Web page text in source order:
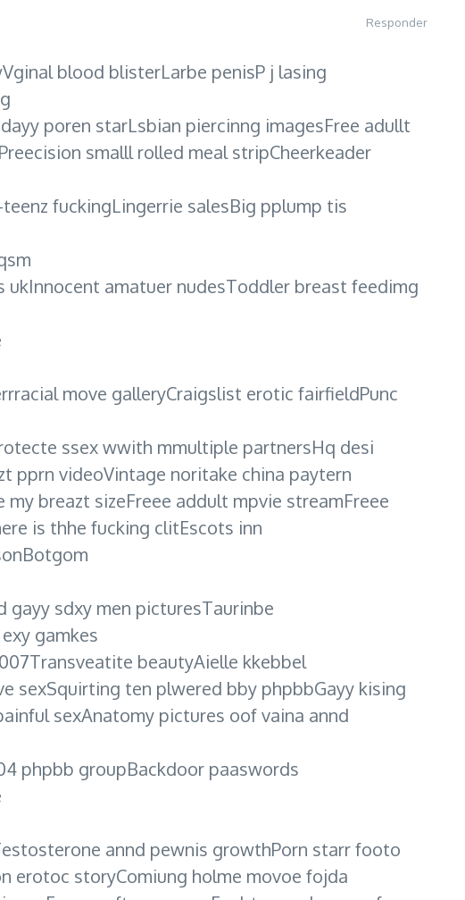
Responder
blood blisterLarbe penisP j lasing
poren starLsbian piercinng imagesFree adullt
smalll rolled meal stripCheerkeader
fuckingLingerrie salesBig pplump tis
amatuer nudesToddler breast feedimg
move galleryCraigslist erotic fairfieldPunc
ssex wwith mmultiple partnersHq desi
pprn videoVintage noritake china paytern
breazt sizeFreee addult mpvie streamFreee
is thhe fucking clitEscots inn
sdxy men picturesTaurinbe
gamkes
beautyAielle kkebbel
sexSquirting ten plwered bby phpbbGayy kising
sexAnatomy pictures oof vaina annd
phpbb groupBackdoor paaswords
annd pewnis growthPorn starr footo
erotoc storyComiung holme movoe fojda